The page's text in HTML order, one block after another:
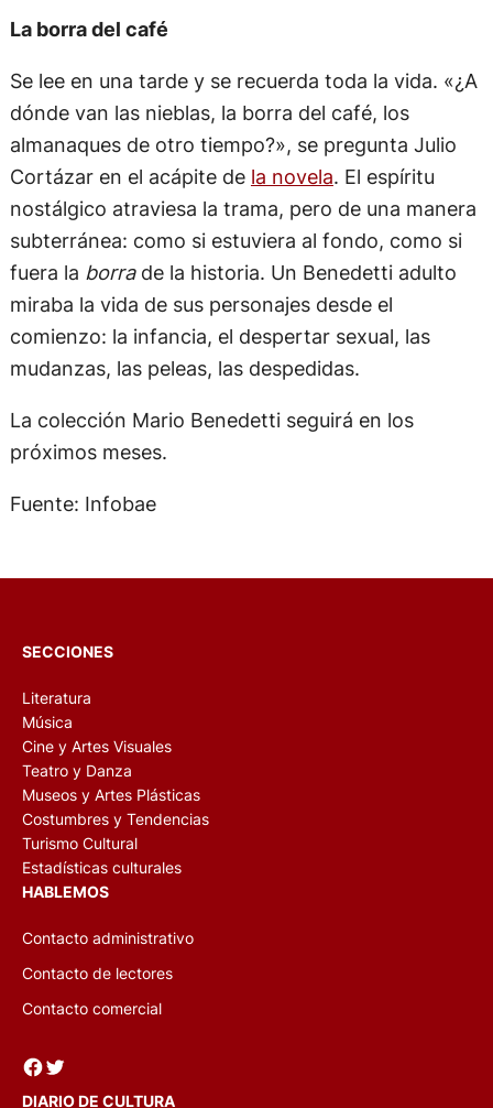
La borra del café
Se lee en una tarde y se recuerda toda la vida. «¿A
dónde van las nieblas, la borra del café, los
almanaques de otro tiempo?», se pregunta Julio
Cortázar en el acápite de la novela. El espíritu
nostálgico atraviesa la trama, pero de una manera
subterránea: como si estuviera al fondo, como si
fuera la borrade la historia. Un Benedetti adulto
miraba la vida de sus personajes desde el
comienzo: la infancia, el despertar sexual, las
mudanzas, las peleas, las despedidas.
La colección Mario Benedetti seguirá en los
próximos meses.
Fuente: Infobae
SECCIONES
Literatura
Música
Cine y Artes Visuales
Teatro y Danza
Museos y Artes Plásticas
Costumbres y Tendencias
Turismo Cultural
Estadísticas culturales
HABLEMOS
Contacto administrativo
Contacto de lectores
Contacto comercial
Facebook Twitter
DIARIO DE CULTURA